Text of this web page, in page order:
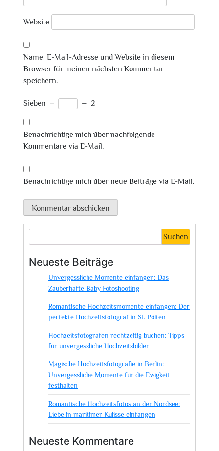
Website
Name, E-Mail-Adresse und Website in diesem
Browser für meinen nächsten Kommentar
speichern.
Sieben − = 2
Benachrichtige mich über nachfolgende
Kommentare via E-Mail.
Benachrichtige mich über neue Beiträge via E-Mail.
Suchen
Neueste Beiträge
Unvergessliche Momente einfangen: Das
Zauberhafte Baby Fotoshooting
Romantische Hochzeitsmomente einfangen: Der
perfekte Hochzeitsfotograf in St. Pölten
Hochzeitsfotografen rechtzeitig buchen: Tipps
für unvergessliche Hochzeitsbilder
Magische Hochzeitsfotografie in Berlin:
Unvergessliche Momente für die Ewigkeit
festhalten
Romantische Hochzeitsfotos an der Nordsee:
Liebe in maritimer Kulisse einfangen
Neueste Kommentare